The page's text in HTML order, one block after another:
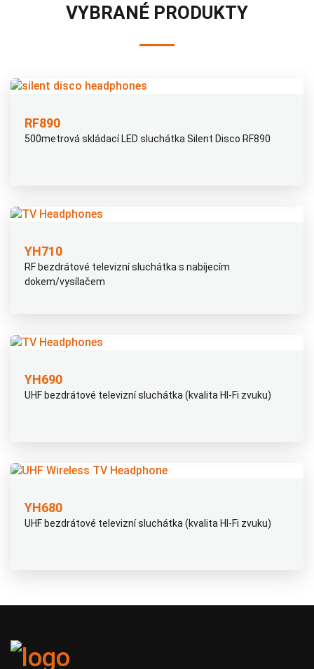
VYBRANÉ PRODUKTY
RF890
500metrová skládací LED sluchátka Silent Disco RF890
YH710
RF bezdrátové televizní sluchátka s nabíjecím
dokem/vysílačem
YH690
UHF bezdrátové televizní sluchátka (kvalita HI-Fi zvuku)
YH680
UHF bezdrátové televizní sluchátka (kvalita HI-Fi zvuku)